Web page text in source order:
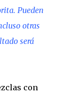
Pueden
otras
será
con